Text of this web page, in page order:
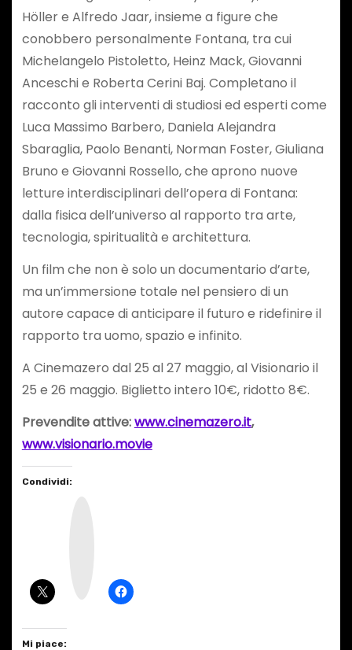
Höller e Alfredo Jaar, insieme a figure che
conobbero personalmente Fontana, tra cui
Michelangelo Pistoletto, Heinz Mack, Giovanni
Anceschi e Roberta Cerini Baj. Completano il
racconto gli interventi di studiosi ed esperti come
Luca Massimo Barbero, Daniela Alejandra
Sbaraglia, Paolo Benanti, Norman Foster, Giuliana
Bruno e Giovanni Rossello, che aprono nuove
letture interdisciplinari dell’opera di Fontana:
dalla fisica dell’universo al rapporto tra arte,
tecnologia, spiritualità e architettura.
Un film che non è solo un documentario d’arte,
ma un’immersione totale nel pensiero di un
autore capace di anticipare il futuro e ridefinire il
rapporto tra uomo, spazio e infinito.
A Cinemazero dal 25 al 27 maggio, al Visionario il
25 e 26 maggio. Biglietto intero 10€, ridotto 8€.
Prevendite attive:www.cinemazero.it,
www.visionario.movie
Condividi:
Mi piace: